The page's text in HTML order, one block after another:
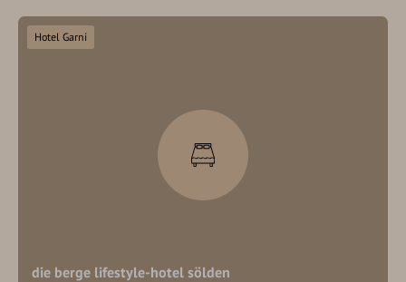
die berge lifestyle-hotel sölden
Hotel Garni